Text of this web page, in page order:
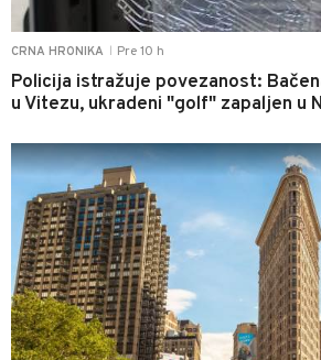
CRNA HRONIKA Pre 10 h
Policija istražuje povezanost:
u Vitezu, ukradeni "golf" zapaljen u